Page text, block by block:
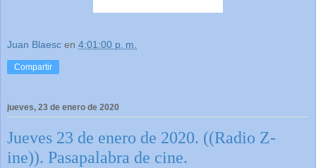
Juan Blaesc en 4:01:00 p. m.
Compartir
jueves, 23 de enero de 2020
Jueves 23 de enero de 2020. ((Radio Z-
ine)). Pasapalabra de cine.